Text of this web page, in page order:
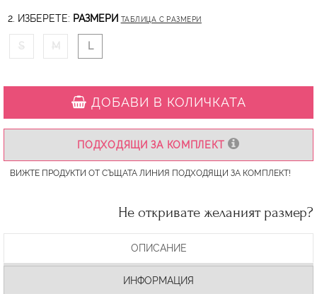
2. ИЗБЕРЕТЕ: РАЗМЕРИ ТАБЛИЦА С РАЗМЕРИ
S M L
ДОБАВИ В КОЛИЧКАТА
ПОДХОДЯЩИ ЗА КОМПЛЕКТ
ВИЖТЕ ПРОДУКТИ ОТ СЪЩАТА ЛИНИЯ ПОДХОДЯЩИ ЗА КОМПЛЕКТ!
Не откривате желаният размер?
ОПИСАНИЕ
ИНФОРМАЦИЯ